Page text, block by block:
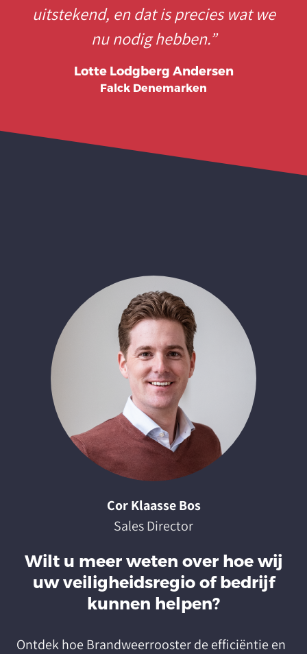
uitstekend, en dat is precies wat we
nu nodig hebben.”
Lotte Lodgberg Andersen
Falck Denemarken
Cor Klaasse Bos
Sales Director
Wilt u meer weten over hoe wij
uw veiligheidsregio of bedrijf
kunnen helpen?
Ontdek hoe Brandweerrooster de efficiëntie en